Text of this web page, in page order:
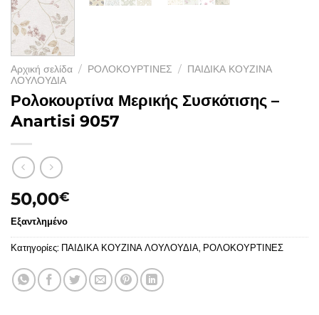
Αρχική σελίδα / ΡΟΛΟΚΟΥΡΤΙΝΕΣ / ΠΑΙΔΙΚΑ ΚΟΥΖΙΝΑ
ΛΟΥΛΟΥΔΙΑ
Ρολοκουρτίνα Μερικής Συσκότισης –
Anartisi 9057
50,00€
Εξαντλημένο
Κατηγορίες: ΠΑΙΔΙΚΑ ΚΟΥΖΙΝΑ ΛΟΥΛΟΥΔΙΑ, ΡΟΛΟΚΟΥΡΤΙΝΕΣ